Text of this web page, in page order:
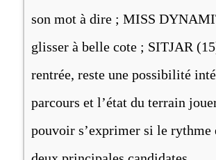
son mot à dire ; MISS
glisser à belle cote ; SITJAR
rentrée, reste une possibilité
parcours et l’état du terrain
pouvoir s’exprimer si le rythme